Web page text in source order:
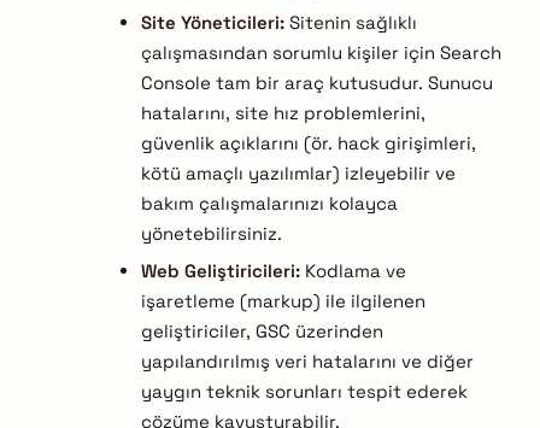
Site Yöneticileri:Sitenin sağlıklı
çalışmasından sorumlu kişiler için Search
Console tam bir araç kutusudur. Sunucu
hatalarını, site hız problemlerini,
güvenlik açıklarını (ör. hack girişimleri,
kötü amaçlı yazılımlar) izleyebilir ve
bakım çalışmalarınızı kolayca
yönetebilirsiniz.
Web Geliştiricileri:Kodlama ve
işaretleme (markup) ile ilgilenen
geliştiriciler, GSC üzerinden
yapılandırılmış veri hatalarını ve diğer
yaygın teknik sorunları tespit ederek
çözüme kavuşturabilir.